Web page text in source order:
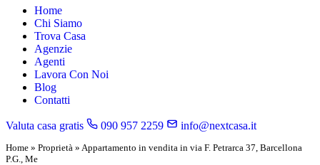
Home
Chi Siamo
Trova Casa
Agenzie
Agenti
Lavora Con Noi
Blog
Contatti
Valuta casa gratis 090 957 2259 info@nextcasa.it
Home » Proprietà » Appartamento in vendita in via F. Petrarca 37, Barcellona
P.G., Me